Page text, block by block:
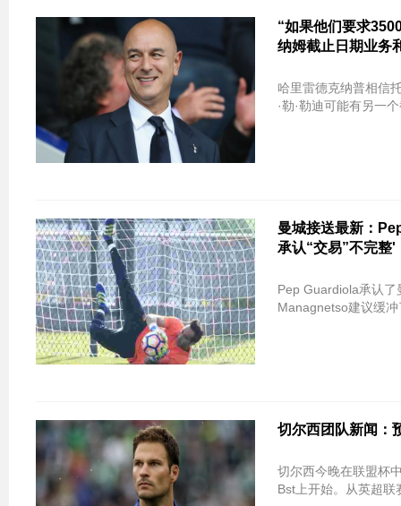
“如果他们要求
纳姆截止日期业务
哈里雷德克纳普相信
·勒·勒迪可能有另一
曼城接送最新：
承认“交易”不完整'
Pep Guardiola承认
Managnetso建议缓
切尔西团队新闻：
切尔西今晚在联盟杯
Bst上开始。从英超联